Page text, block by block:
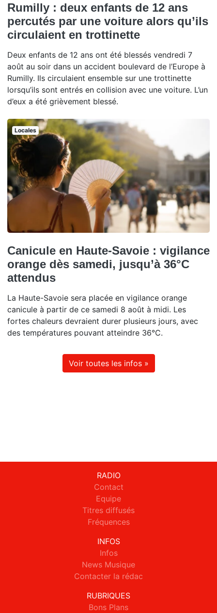
Rumilly : deux enfants de 12 ans
percutés par une voiture alors qu’ils
circulaient en trottinette
Deux enfants de 12 ans ont été blessés vendredi 7
août au soir dans un accident boulevard de l’Europe à
Rumilly. Ils circulaient ensemble sur une trottinette
lorsqu’ils sont entrés en collision avec une voiture. L’un
d’eux a été grièvement blessé.
Locales
Canicule en Haute-Savoie : vigilance
orange dès samedi, jusqu’à 36°C
attendus
La Haute-Savoie sera placée en vigilance orange
canicule à partir de ce samedi 8 août à midi. Les
fortes chaleurs devraient durer plusieurs jours, avec
des températures pouvant atteindre 36°C.
Voir toutes les infos »
RADIO
Contact
Equipe
Titres diffusés
Fréquences
INFOS
Infos
News Musique
Contacter la rédac
RUBRIQUES
Bons Plans